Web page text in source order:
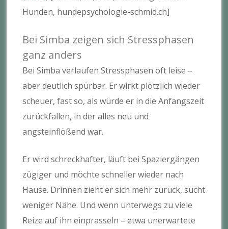
Hunden, hundepsychologie-schmid.ch]
Bei Simba zeigen sich Stressphasen
ganz anders
Bei Simba verlaufen Stressphasen oft leise –
aber deutlich spürbar. Er wirkt plötzlich wieder
scheuer, fast so, als würde er in die Anfangszeit
zurückfallen, in der alles neu und
angsteinflößend war.
Er wird schreckhafter, läuft bei Spaziergängen
zügiger und möchte schneller wieder nach
Hause. Drinnen zieht er sich mehr zurück, sucht
weniger Nähe. Und wenn unterwegs zu viele
Reize auf ihn einprasseln – etwa unerwartete